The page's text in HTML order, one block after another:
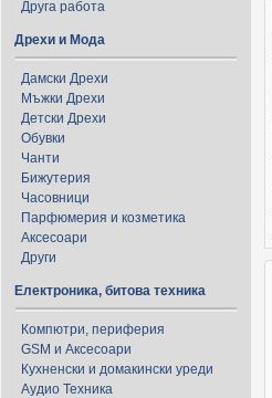
Друга работа
Дрехи и Мода
Дамски Дрехи
Мъжки Дрехи
Детски Дрехи
Обувки
Чанти
Бижутерия
Часовници
Парфюмерия и козметика
Аксесоари
Други
Електроника, битова техника
Компютри, периферия
GSM и Аксесоари
Кухненски и домакински уреди
Аудио Техника